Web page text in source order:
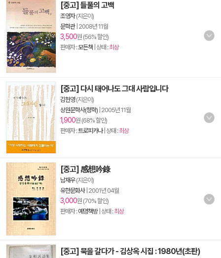
[중고] 들풀의 고백
조영자(지은이)
문학관| 2008년 11월
3,500원 (56% 할인)
판매자 :모든책 | 상태 :최상
[중고] 다시 태어나도 그대 사람입니다
김헌영(지은이)
상원문학사(청학) 2005년 11월
1,900원 (68% 할인)
판매자 :트로피카나| 상태 :최상
[중고] 感想吟錄
남재우(지은이)
유한문화사| 2001년 04월
3,000원 (70% 할인)
판매자 :예영책방| 상태 :최상
[중고] 묵을 갈다가 - 김상옥 시집 : 1980년(초판)